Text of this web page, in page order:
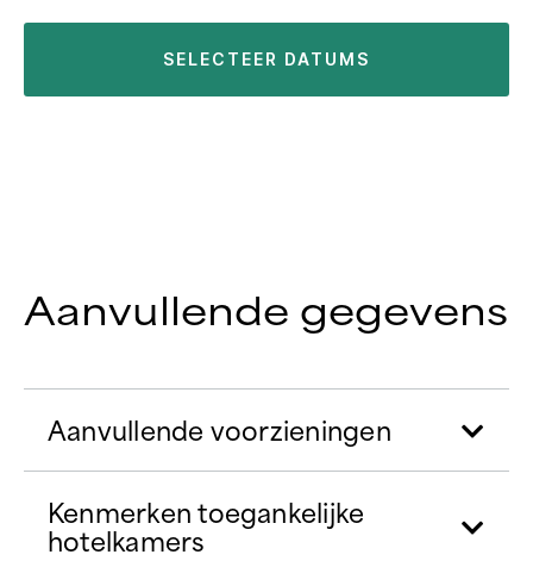
SELECTEER DATUMS
Aanvullende gegevens
Aanvullende voorzieningen
Kenmerken toegankelijke
hotelkamers